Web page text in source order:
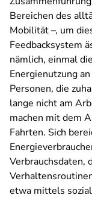
Bereichen des
Mobilität –, um
Feedbacksystem
nämlich, einmal
Energienutzung
Personen, die
lange nicht am
machen mit dem
Fahrten. Sich
Verbrauchsdaten,
etwa mittels